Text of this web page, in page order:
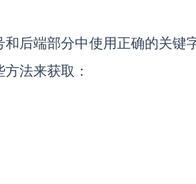
后端部分中使用正确的关键
法来获取：